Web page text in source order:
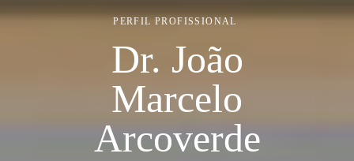
PERFIL PROFISSIONAL
Dr. João
Marcelo
Arcoverde